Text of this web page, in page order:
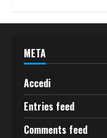
META
Accedi
Entries feed
Comments feed